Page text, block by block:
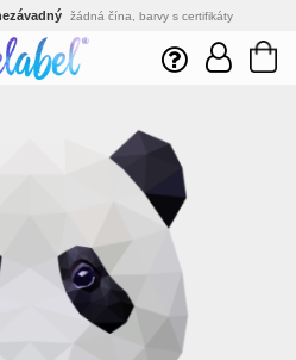
žádná čína, barvy s certifikáty
vlastní vývoj, nejnovější technologie
expedujeme do 24h
přímý výrobce, žádný zprostředkovatel
2010 tisíce spokojených zákazníků